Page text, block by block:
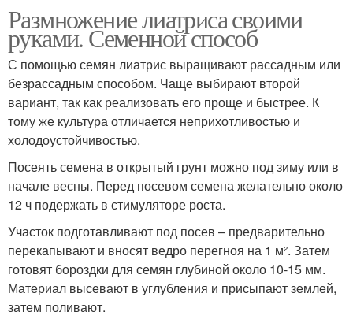
Размножение лиатриса своими
руками. Семенной способ
С помощью семян лиатрис выращивают рассадным или
безрассадным способом. Чаще выбирают второй
вариант, так как реализовать его проще и быстрее. К
тому же культура отличается неприхотливостью и
холодоустойчивостью.
Посеять семена в открытый грунт можно под зиму или в
начале весны. Перед посевом семена желательно около
12 ч подержать в стимуляторе роста.
Участок подготавливают под посев – предварительно
перекапывают и вносят ведро перегноя на 1 м². Затем
готовят бороздки для семян глубиной около 10-15 мм.
Материал высевают в углубления и присыпают землей,
затем поливают.